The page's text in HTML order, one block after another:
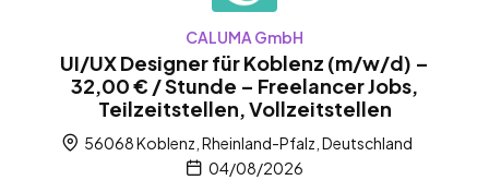
CALUMA GmbH
UI/UX Designer für Koblenz (m/w/d) –
32,00 € / Stunde – Freelancer Jobs,
Teilzeitstellen, Vollzeitstellen
56068 Koblenz, Rheinland-Pfalz, Deutschland
04/08/2026